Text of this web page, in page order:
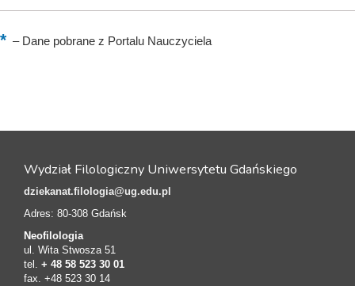
–Dane pobrane z Portalu Nauczyciela
Wydział Filologiczny Uniwersytetu Gdańskiego
dziekanat.filologia@ug.edu.pl
Adres: 80-308 Gdańsk
Neofilologia
ul. Wita Stwosza 51
tel. + 48 58 523 30 01
fax. +48 523 30 14